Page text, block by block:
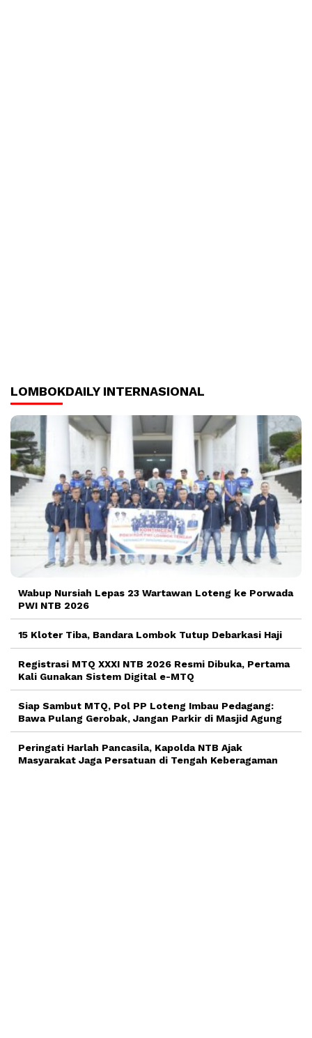
LOMBOKDAILY INTERNASIONAL
Wabup Nursiah Lepas 23 Wartawan Loteng ke Porwada
PWI NTB 2026
15 Kloter Tiba, Bandara Lombok Tutup Debarkasi Haji
Registrasi MTQ XXXI NTB 2026 Resmi Dibuka, Pertama
Kali Gunakan Sistem Digital e-MTQ
Siap Sambut MTQ, Pol PP Loteng Imbau Pedagang:
Bawa Pulang Gerobak, Jangan Parkir di Masjid Agung
Peringati Harlah Pancasila, Kapolda NTB Ajak
Masyarakat Jaga Persatuan di Tengah Keberagaman